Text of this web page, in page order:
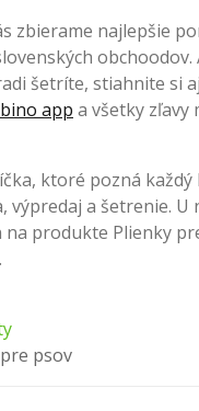
zbierame najlepšie
obchoodov.
šetríte, stiahnite si
app a všetky zľavy
ktoré pozná každý
výpredaj a šetrenie. U
produkte Plienky
psov